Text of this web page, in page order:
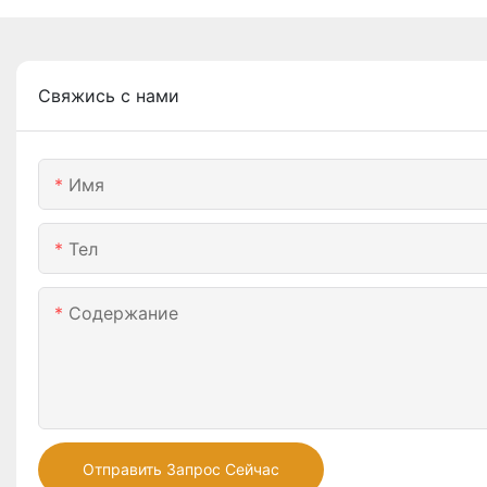
Свяжись с нами
Имя
Тел
Содержание
Отправить Запрос Сейчас